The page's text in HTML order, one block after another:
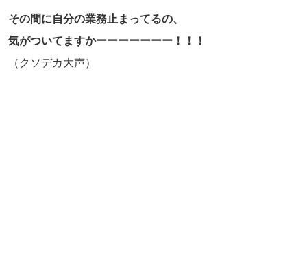
その間に自分の業務止まってるの、
気がついてますかーーーーーーー！！！
（クソデカ大声）